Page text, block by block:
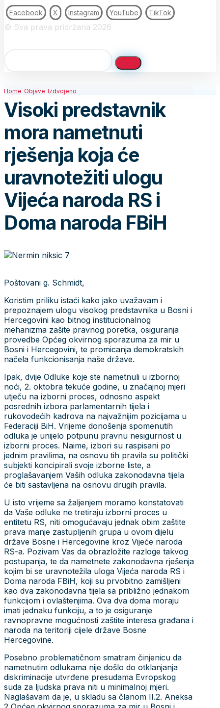
Facebook X Instagram YouTube TikTok
© Sva prava pridržana 2026
Home Objave Izdvojeno
Visoki predstavnik
mora nametnuti
rješenja koja će
uravnotežiti ulogu
Vijeća naroda RS i
Doma naroda FBiH
Poštovani g. Schmidt,
Koristim priliku istaći kako jako uvažavam i
prepoznajem ulogu visokog predstavnika u Bosni i
Hercegovini kao bitnog institucionalnog
mehanizma zašite pravnog poretka, osiguranja
provedbe Općeg okvirnog sporazuma za mir u
Bosni i Hercegovini, te promicanja demokratskih
načela funkcionisanja naše države.
Ipak, dvije Odluke koje ste nametnuli u izbornoj
noći, 2. oktobra tekuće godine, u značajnoj mjeri
utječu na izborni proces, odnosno aspekt
posrednih izbora parlamentarnih tijela i
rukovodećih kadrova na najvažnijim pozicijama u
Federaciji BiH. Vrijeme donošenja spomenutih
odluka je unijelo potpunu pravnu nesigurnost u
izborni proces. Naime, izbori su raspisani po
jednim pravilima, na osnovu tih pravila su politički
subjekti koncipirali svoje izborne liste, a
proglašavanjem Vaših odluka zakonodavna tijela
će biti sastavljena na osnovu drugih pravila.
U isto vrijeme sa žaljenjem moramo konstatovati
da Vaše odluke ne tretiraju izborni proces u
entitetu RS, niti omogućavaju jednak obim zaštite
prava manje zastupljenih grupa u ovom dijelu
države Bosne i Hercegovine kroz Vijeće naroda
RS-a. Pozivam Vas da obrazložite razloge takvog
postupanja, te da nametnete zakonodavna rješenja
kojim bi se uravnotežila uloga Vijeća naroda RS i
Doma naroda FBiH, koji su prvobitno zamišljeni
kao dva zakonodavna tijela sa približno jednakom
funkcijom i ovlaštenjima. Ova dva doma moraju
imati jednaku funkciju, a to je osiguranje
ravnopravne mogućnosti zaštite interesa građana i
naroda na teritoriji cijele države Bosne
Hercegovine.
Posebno problematičnom smatram činjenicu da
nametnutim odlukama nije došlo do otklanjanja
diskriminacije utvrđene presudama Evropskog
suda za ljudska prava niti u minimalnoj mjeri.
Naglašavam da je, u skladu sa članom II.2. Aneksa